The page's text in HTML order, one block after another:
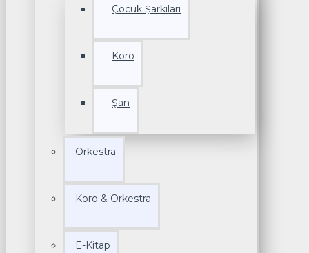
Çocuk Şarkıları
Koro
Şan
Orkestra
Koro & Orkestra
E-Kitap